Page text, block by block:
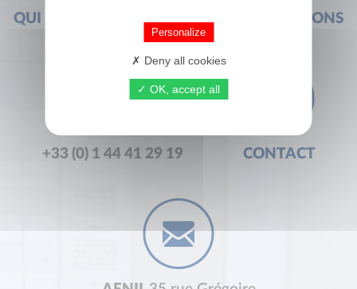
QUI SOMMES-NOUS ? FOIRE AUX QUESTIONS
+33 (0) 1 44 41 29 19 CONTACT
Personalize
Deny all cookies
OK, accept all